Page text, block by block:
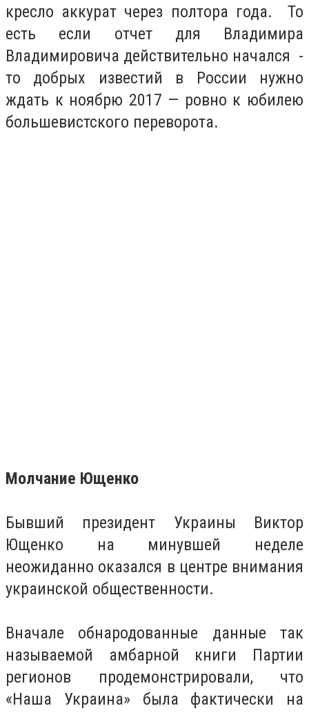
кресло аккурат через полтора года. То
есть если отчет для Владимира
Владимировича действительно начался -
то добрых известий в России нужно
ждать к ноябрю 2017 — ровно к юбилею
большевистского переворота.
Молчание Ющенко
Бывший президент Украины Виктор
Ющенко на минувшей неделе
неожиданно оказался в центре внимания
украинской общественности.
Вначале обнародованные данные так
называемой амбарной книги Партии
регионов продемонстрировали, что
«Наша Украина» была фактически на